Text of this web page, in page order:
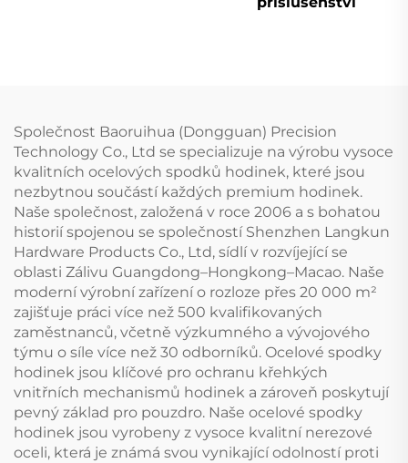
Společnost Baoruihua (Dongguan) Precision
Technology Co., Ltd se specializuje na výrobu vysoce
kvalitních ocelových spodků hodinek, které jsou
nezbytnou součástí každých premium hodinek.
Naše společnost, založená v roce 2006 a s bohatou
historií spojenou se společností Shenzhen Langkun
Hardware Products Co., Ltd, sídlí v rozvíjející se
oblasti Zálivu Guangdong–Hongkong–Macao. Naše
moderní výrobní zařízení o rozloze přes 20 000 m²
zajišťuje práci více než 500 kvalifikovaných
zaměstnanců, včetně výzkumného a vývojového
týmu o síle více než 30 odborníků. Ocelové spodky
hodinek jsou klíčové pro ochranu křehkých
vnitřních mechanismů hodinek a zároveň poskytují
pevný základ pro pouzdro. Naše ocelové spodky
hodinek jsou vyrobeny z vysoce kvalitní nerezové
oceli, která je známá svou vynikající odolností proti